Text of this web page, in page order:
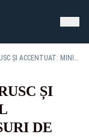
VREMEA SE RĂCEȘTE BRUSC ȘI ACCENTUAT: MINISTRUL MEDIULUI ANUNȚĂ MĂSURI DE URGENȚĂ PENTRU POPULAȚIE. CÂND LOVEȘTE CICLONUL ASHLEY - RISC CRESCUT DE INUNDAȚII
ȘI
DE